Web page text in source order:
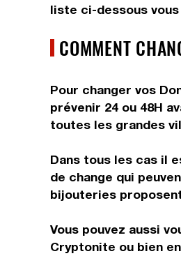
liste ci-dessous
COMMENT
Pour changer vos
prévenir 24 ou 48H
toutes les grandes
Dans tous les cas il
de change qui
bijouteries
Vous pouvez aussi
Cryptonite ou bien